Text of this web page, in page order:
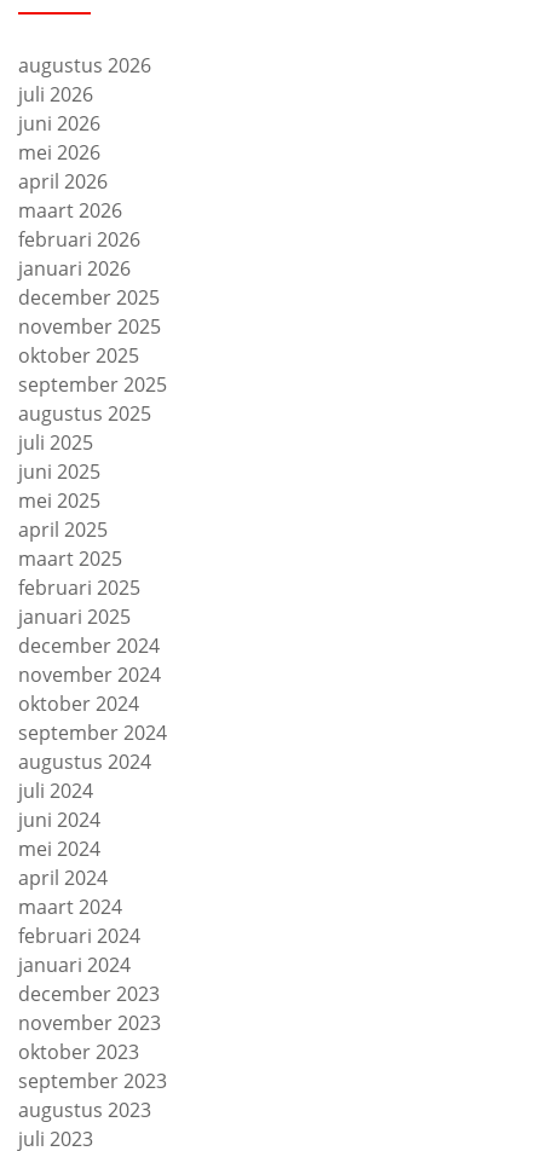
augustus 2026
juli 2026
juni 2026
mei 2026
april 2026
maart 2026
februari 2026
januari 2026
december 2025
november 2025
oktober 2025
september 2025
augustus 2025
juli 2025
juni 2025
mei 2025
april 2025
maart 2025
februari 2025
januari 2025
december 2024
november 2024
oktober 2024
september 2024
augustus 2024
juli 2024
juni 2024
mei 2024
april 2024
maart 2024
februari 2024
januari 2024
december 2023
november 2023
oktober 2023
september 2023
augustus 2023
juli 2023